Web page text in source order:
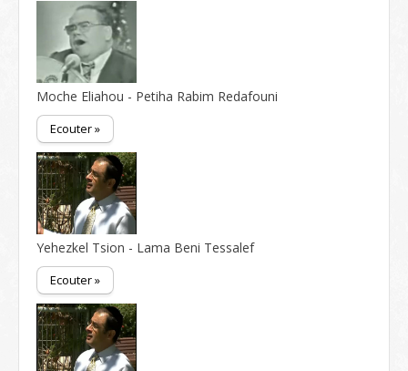
Moche Eliahou - Petiha Rabim Redafouni
Ecouter »
Yehezkel Tsion - Lama Beni Tessalef
Ecouter »